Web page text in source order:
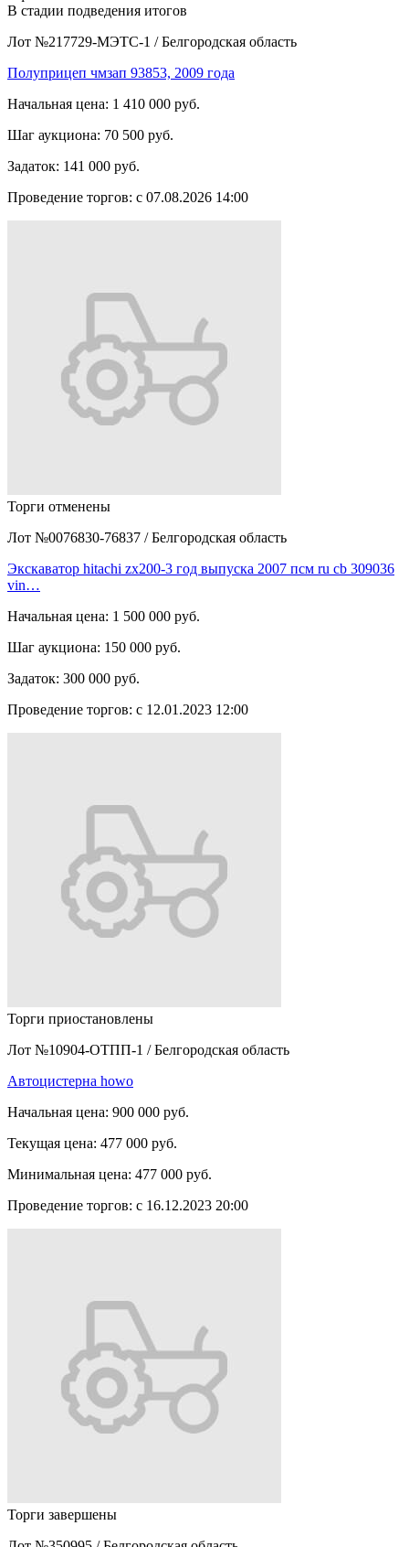
В стадии подведения итогов
Лот №217729-МЭТС-1 / Белгородская область
Полуприцеп чмзап 93853, 2009 года
Начальная цена: 1 410 000 руб.
Шаг аукциона: 70 500 руб.
Задаток: 141 000 руб.
Проведение торгов: с 07.08.2026 14:00
Торги отменены
Лот №0076830-76837 / Белгородская область
Экскаватор hitachi zx200-3 год выпуска 2007 псм ru cb 309036
vin…
Начальная цена: 1 500 000 руб.
Шаг аукциона: 150 000 руб.
Задаток: 300 000 руб.
Проведение торгов: с 12.01.2023 12:00
Торги приостановлены
Лот №10904-ОТПП-1 / Белгородская область
Автоцистерна howo
Начальная цена: 900 000 руб.
Текущая цена: 477 000 руб.
Минимальная цена: 477 000 руб.
Проведение торгов: с 16.12.2023 20:00
Торги завершены